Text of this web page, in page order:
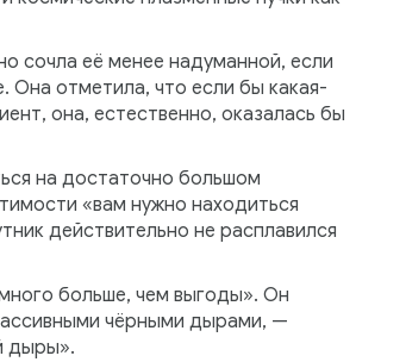
сочла её менее надуманной, если
Она отметила, что если бы какая-
она, естественно, оказалась бы
на достаточно большом
«вам нужно находиться
действительно не расплавился
больше, чем выгоды». Он
чёрными дырами, —
дыры».